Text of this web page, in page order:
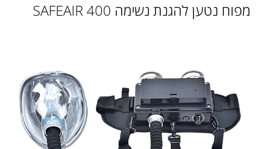
מפוח נטען להגנת נשימה SAFEAIR 400